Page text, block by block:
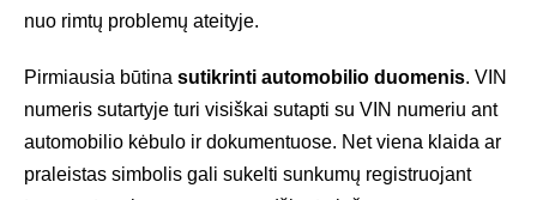
nuo rimtų problemų ateityje.
Pirmiausia būtina sutikrinti automobilio duomenis. VIN
numeris sutartyje turi visiškai sutapti su VIN numeriu ant
automobilio kėbulo ir dokumentuose. Net viena klaida ar
praleistas simbolis gali sukelti sunkumų registruojant